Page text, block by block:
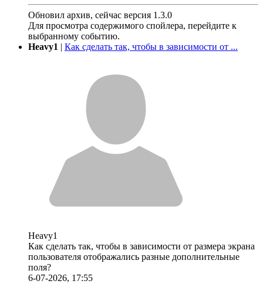
Обновил архив, сейчас версия 1.3.0
Для просмотра содержимого спойлера, перейдите к
выбранному событию.
Heavy1 | Как сделать так, чтобы в зависимости от ...
Heavy1
Как сделать так, чтобы в зависимости от размера экрана
пользователя отображались разные дополнительные
поля?
6-07-2026, 17:55